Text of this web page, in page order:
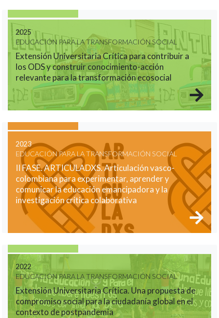
2025
EDUCACIÓN PARA LA TRANSFORMACIÓN SOCIAL
Extensión Universitaria Crítica para contribuir a
los ODS y construir conocimiento-acción
relevante para la transformación ecosocial
2023
EDUCACIÓN PARA LA TRANSFORMACIÓN SOCIAL
II FASE. ARTICULADXS. Articulación vasco-
colombiana para experimentar, aprender y
comunicar la educación emancipadora y la
investigación crítica colaborativa
2022
EDUCACIÓN PARA LA TRANSFORMACIÓN SOCIAL
Extensión Universitaria Crítica. Una propuesta de
compromiso social para la ciudadanía global en el
contexto de postpandemia